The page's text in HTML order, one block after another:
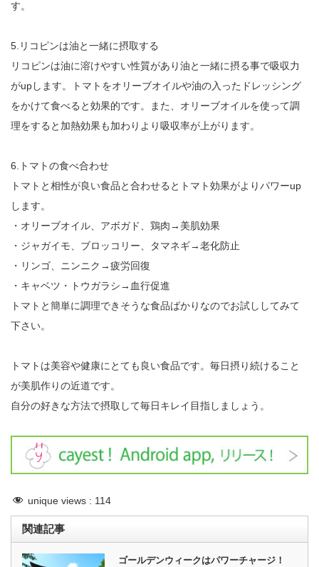
す。
5.リコピンは油と一緒に摂取する
リコピンは油に溶けやすい性質があり油と一緒に摂る事で吸収力
がupします。トマトをオリーブオイルや油の入ったドレッシング
をかけて食べると効果的です。また、オリーブオイルを使って調
理をすると加熱効果も加わりより吸収率が上がります。
6.トマトの食べ合わせ
トマトと相性が良い食品と合わせるとトマト効果がよりパワーup
します。
・オリーブオイル、アボガド、鶏肉→美肌効果
・ジャガイモ、ブロッコリー、タマネギ→老化防止
・リンゴ、ニンニク→疲労回復
・キャベツ・トウガラシ→血行促進
トマトと簡単に調理できそうな食品ばかりなのでお試ししてみて
下さい。
トマトは美容や健康にとても良い食品です。毎日摂り続けること
が美肌作りの近道です。
自分の好きな方法で摂取して毎日キレイ目指しましょう。
unique views : 114
関連記事
ゴールデンウィークはパワーチャージ！